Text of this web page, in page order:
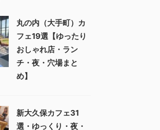
丸の内（大手町）カ
フェ19選【ゆったり
おしゃれ店・ラン
チ・夜・穴場まと
め】
新大久保カフェ31
選・ゆっくり・夜・